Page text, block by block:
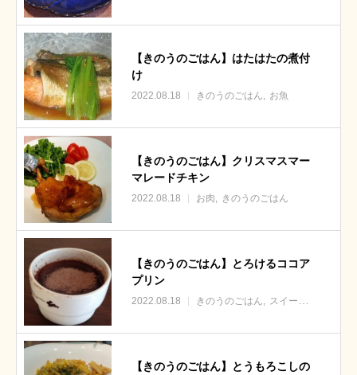
【きのうのごはん】はたはたの煮付
け
2022.08.18 きのうのごはん お魚
【きのうのごはん】クリスマスマー
マレードチキン
2022.08.18 お肉 きのうのごはん
【きのうのごはん】とろけるココア
プリン
2022.08.18 きのうのごはん スイーツ
【きのうのごはん】とうもろこしの